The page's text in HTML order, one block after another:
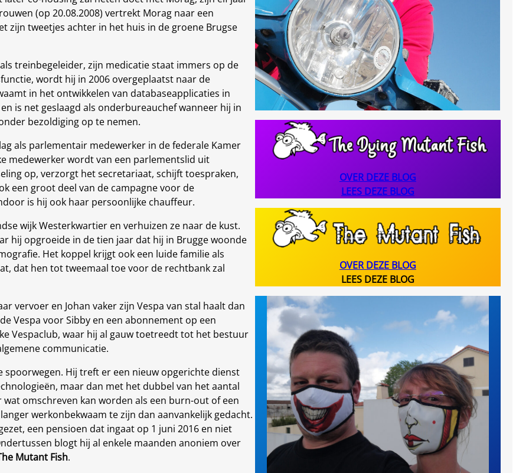
(op 20.08.2008) vertrekt Morag naar een
zijn tweetjes achter in het huis in de groene Brugse
treinbegeleider, zijn medicatie staat immers op de
wordt hij in 2006 overgeplaatst naar de
in het ontwikkelen van databaseapplicaties in
is net geslaagd als onderbureauchef wanneer hij in
bezoldiging op te nemen.
als parlementair medewerker in de federale Kamer
medewerker wordt van een parlementslid uit
op, verzorgt het secretariaat, schijft toespraken,
een groot deel van de campagne voor de
is hij ook haar persoonlijke chauffeur.
wijk Westerkwartier en verhuizen ze naar de kust.
hij opgroeide in de tien jaar dat hij in Brugge woonde
Het koppel krijgt ook een luide familie als
dat hen tot tweemaal toe voor de rechtbank zal
vervoer en Johan vaker zijn Vespa van stal haalt dan
Vespa voor Sibby en een abonnement op een
Vespaclub, waar hij al gauw toetreedt tot het bestuur
communicatie.
Hij treft er een nieuw opgerichte dienst
maar dan met het dubbel van het aantal
omschreven kan worden als een burn-out of een
werkonbekwaam te zijn dan aanvankelijk gedacht.
een pensioen dat ingaat op 1 juni 2016 en niet
blogt hij al enkele maanden anoniem over
Mutant Fish.
OVER DEZE BLOG
LEES DEZE BLOG
OVER DEZE BLOG
LEES DEZE BLOG